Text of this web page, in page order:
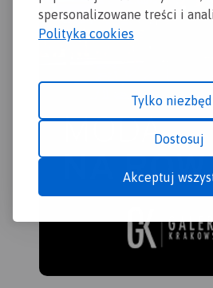
spersonalizowane treści i
Polityka cookies
Tylko
Dostosuj
Akceptuj